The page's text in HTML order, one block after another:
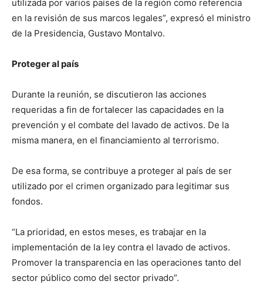
utilizada por varios países de la región como referencia
en la revisión de sus marcos legales”, expresó el ministro
de la Presidencia, Gustavo Montalvo.
Proteger al país
Durante la reunión, se discutieron las acciones
requeridas a fin de fortalecer las capacidades en la
prevención y el combate del lavado de activos. De la
misma manera, en el financiamiento al terrorismo.
De esa forma, se contribuye a proteger al país de ser
utilizado por el crimen organizado para legitimar sus
fondos.
“La prioridad, en estos meses, es trabajar en la
implementación de la ley contra el lavado de activos.
Promover la transparencia en las operaciones tanto del
sector público como del sector privado”.